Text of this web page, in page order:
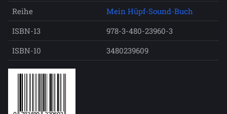
Reihe
Mein Hüpf-Sound-Buch
ISBN-13
978-3-480-23960-3
ISBN-10
3480239609